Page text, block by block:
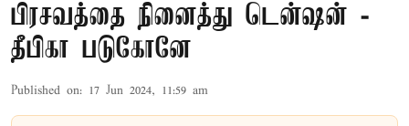
பிரசவத்தை நினைத்து டென்ஷன் -
தீபிகா படுகோனே
Published on: 17 Jun 2024, 11:59 am